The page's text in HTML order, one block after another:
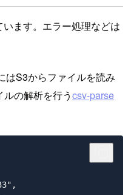
ます。エラー処理などは
はS3からファイルを読み
ルの解析を行うcsv-parse